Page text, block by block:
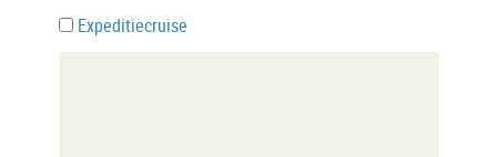
Expeditiecruise